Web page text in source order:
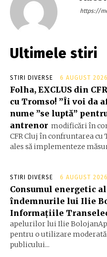
https://
Ultimele stiri
STIRI DIVERSE 6 AUGUST 2026
Folha, EXCLUS din
cu Tromso! ”Îi voi da
nume ”se luptă”
antrenor modificări în
CFR Cluj în confruntarea
ales să implementeze
STIRI DIVERSE 6 AUGUST 2026
Consumul energetic
îndemnurile lui Ilie
Informațiile
apelurilor lui Ilie
pentru o utilizare
publicului...